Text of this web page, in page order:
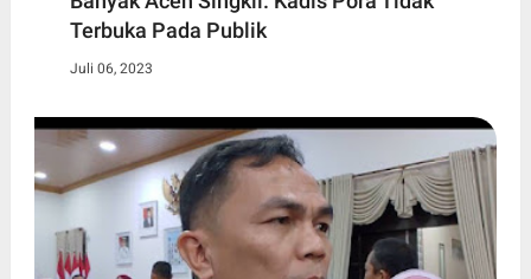
Terbuka Pada Publik
Juli 06, 2023